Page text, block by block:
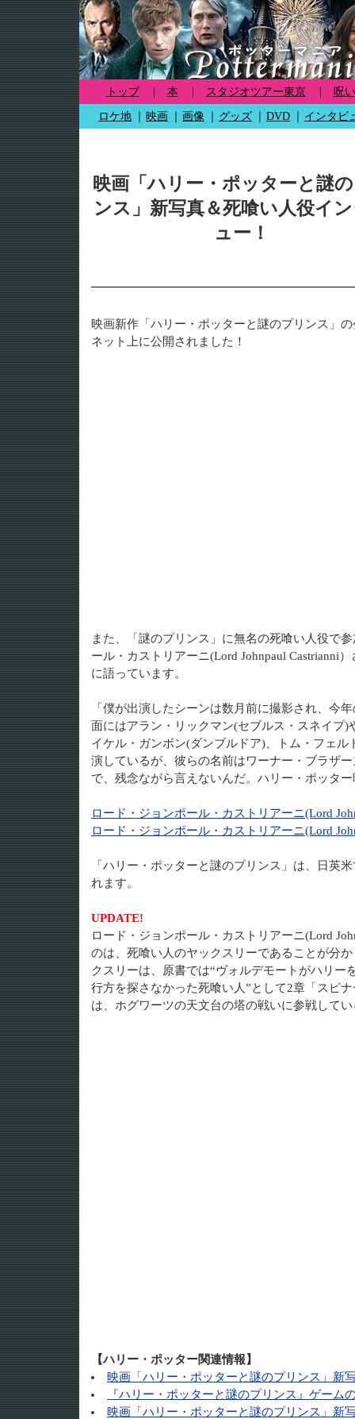
トップ 本 スタジオツアー東京 呪
ロケ地 映画 画像 グッズ DVD インタビ
映画「ハリー・ポッターと謎
ンス」新写真＆死喰い人役イ
ュー！
映画新作「ハリー・ポッターと謎のプリンス」
ネット上に公開されました！
また、「謎のプリンス」に無名の死喰い人役で
ール・カストリアーニ(Lord Johnpaul Castrianni
に語っています。
「僕が出演したシーンは数月前に撮影され、今
面にはアラン・リックマン(セブルス・スネイプ)
イケル・ガンボン(ダンブルドア)、トム・フェ
演しているが、彼らの名前はワーナー・ブラザ
で、残念ながら言えないんだ。ハリー・ポッタ
ロード・ジョンポール・カストリアーニ(Lord
ロード・ジョンポール・カストリアーニ(Lord
「ハリー・ポッターと謎のプリンス」は、日英
れます。
UPDATE!
ロード・ジョンポール・カストリアーニ(Lord
のは、死喰い人のヤックスリーであることが分
クスリーは、原書では“ヴォルデモートがハリー
行方を探さなかった死喰い人”として2章「スピ
は、ホグワーツの天文台の塔の戦いに参戦して
【ハリー・ポッター関連情報】
映画「ハリー・ポッターと謎のプリンス」新
『ハリー・ポッターと謎のプリンス』ゲーム
映画「ハリー・ポッターと謎のプリンス」新